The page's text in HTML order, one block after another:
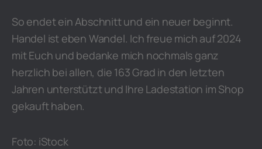
So endet ein Abschnitt und ein neuer beginnt.
Handel ist eben Wandel. Ich freue mich auf 2024
mit Euch und bedanke mich nochmals ganz
herzlich bei allen, die 163 Grad in den letzten
Jahren unterstützt und Ihre Ladestation im Shop
gekauft haben.
Foto: iStock